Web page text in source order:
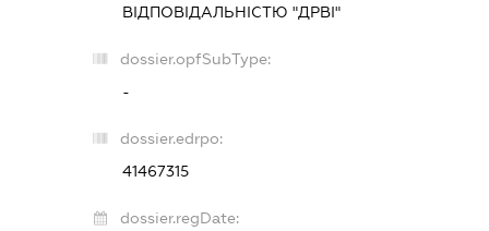
ВІДПОВІДАЛЬНІСТЮ "ДРВІ"
dossier.opfSubType:
-
dossier.edrpo:
41467315
dossier.regDate: